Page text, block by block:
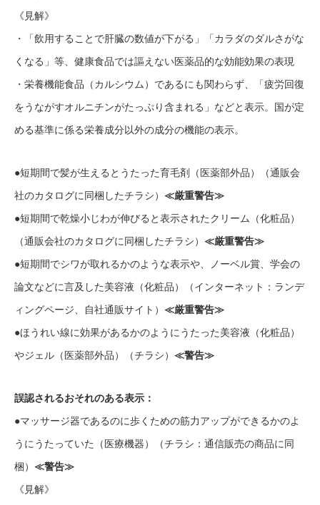
《見解》
・「飲用することで肝臓の数値が下がる」「カラダのダルさがな
くなる」等、健康食品では謳えない医薬品的な効能効果の表現
・栄養機能食品（カルシウム）であるにも関わらず、「疲労回復
をうながすオルニチンがたっぷり含まれる」などと表示。国が定
める基準に係る栄養成分以外の成分の機能の表示。
●短期間で髪が生えるとうたった育毛剤（医薬部外品）（通販会
社のカタログに同梱したチラシ） ≪厳重警告≫
●短期間で乾燥小じわが伸びると表示されたクリーム（化粧品）
（通販会社のカタログに同梱したチラシ） ≪厳重警告≫
●短期間でシワが取れるかのような表示や、ノーベル賞、学会の
論文などに言及した美容液（化粧品）（インターネット：ランデ
ィングページ、自社通販サイト） ≪厳重警告≫
●ほうれい線に効果があるかのようにうたった美容液（化粧品）
やジェル（医薬部外品）（チラシ） ≪警告≫
誤認されるおそれのある表示：
●マッサージ器であるのに歩くための筋力アップができるかのよ
うにうたっていた（医療機器）（チラシ：通信販売の商品に同
梱） ≪警告≫
《見解》